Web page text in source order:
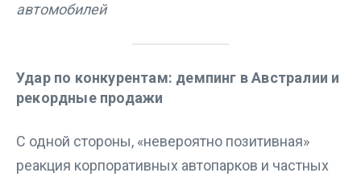
автомобилей
Удар по конкурентам: демпинг в Австралии и
рекордные продажи
С одной стороны, «невероятно позитивная»
реакция корпоративных автопарков и частных